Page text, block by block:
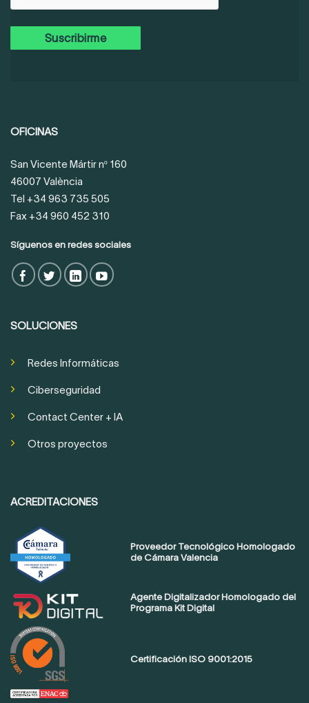
OFICINAS
San Vicente Mártir nº 160
46007 València
Tel +34 963 735 505
Fax +34 960 452 310
Síguenos en redes sociales
SOLUCIONES
Redes Informáticas
Ciberseguridad
Contact Center + IA
Otros proyectos
ACREDITACIONES
Proveedor Tecnológico Homologado
de Cámara Valencia
Agente Digitalizador Homologado del
Programa Kit Digital
Certificación ISO 9001:2015